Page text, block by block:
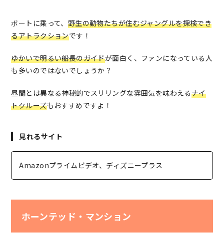
ボートに乗って、 野生の動物たちが住むジャングルを探検でき
るアトラクションです！
ゆかいで明るい船長のガイドが面白く、ファンになっている人
も多いのではないでしょうか？
昼間とは異なる神秘的でスリリングな雰囲気を味わえるナイ
トクルーズもおすすめですよ！
見れるサイト
Amazonプライムビデオ、ディズニープラス
ホーンテッド・マンション